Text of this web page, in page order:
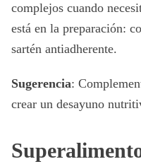
complejos cuando
está en la preparación:
sartén antiadherente.
Sugerencia:
crear un desayuno